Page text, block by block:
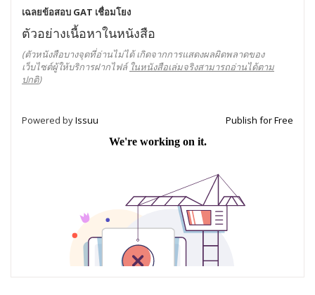
เฉลยข้อสอบ GAT เชื่อมโยง
ตัวอย่างเนื้อหาในหนังสือ
(ตัวหนังสือบางจุดที่อ่านไม่ได้ เกิดจากการแสดงผลผิดพลาดของ
เว็บไซต์ผู้ให้บริการฝากไฟล์ ในหนังสือเล่มจริงสามารถอ่านได้ตาม
ปกติ)
Powered byIssuu Publish for Free